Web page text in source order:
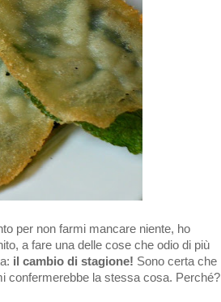
per non farmi mancare niente, ho
a fare una delle cose che odio di più
il cambio di stagione! Sono certa che
confermerebbe la stessa cosa. Perché?